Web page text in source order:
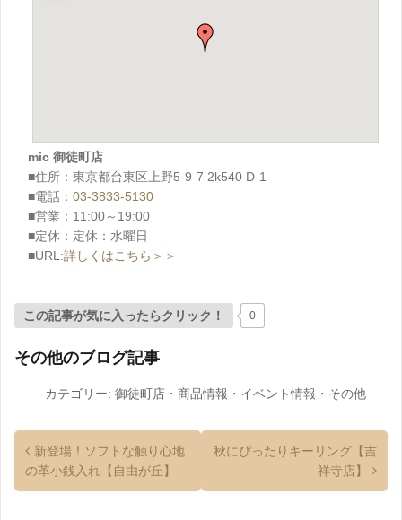
mic 御徒町店
■住所：東京都台東区上野5-9-7 2k540 D-1
■電話： 03-3833-5130
■営業：11:00～19:00
■定休：定休：水曜日
■URL:詳しくはこちら＞＞
この記事が気に入ったらクリック！ 0
その他のブログ記事
カテゴリー: 御徒町店 ・ 商品情報 ・ イベント情報 ・ その他
新登場！ソフトな触り心地
の革小銭入れ【自由が丘】
秋にぴったりキーリング【吉
祥寺店】